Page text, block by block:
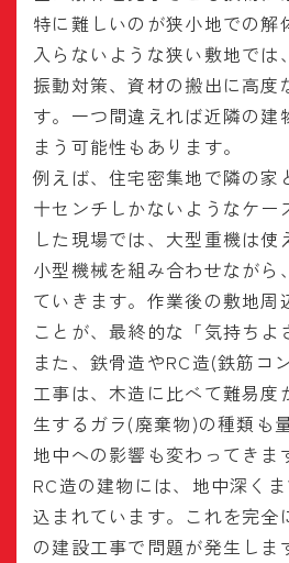
特に難しいのが狭小地での解
入らないような狭い敷地では
振動対策、資材の搬出に高度
す。一つ間違えれば近隣の建
まう可能性もあります。
例えば、住宅密集地で隣の家
十センチしかないようなケー
した現場では、大型重機は使
小型機械を組み合わせながら
ていきます。作業後の敷地周
ことが、最終的な「気持ちよ
また、鉄骨造やRC造(鉄筋コ
工事は、木造に比べて難易度
生するガラ(廃棄物)の種類も
地中への影響も変わってきま
RC造の建物には、地中深く
込まれています。これを完全
の建設工事で問題が発生しま